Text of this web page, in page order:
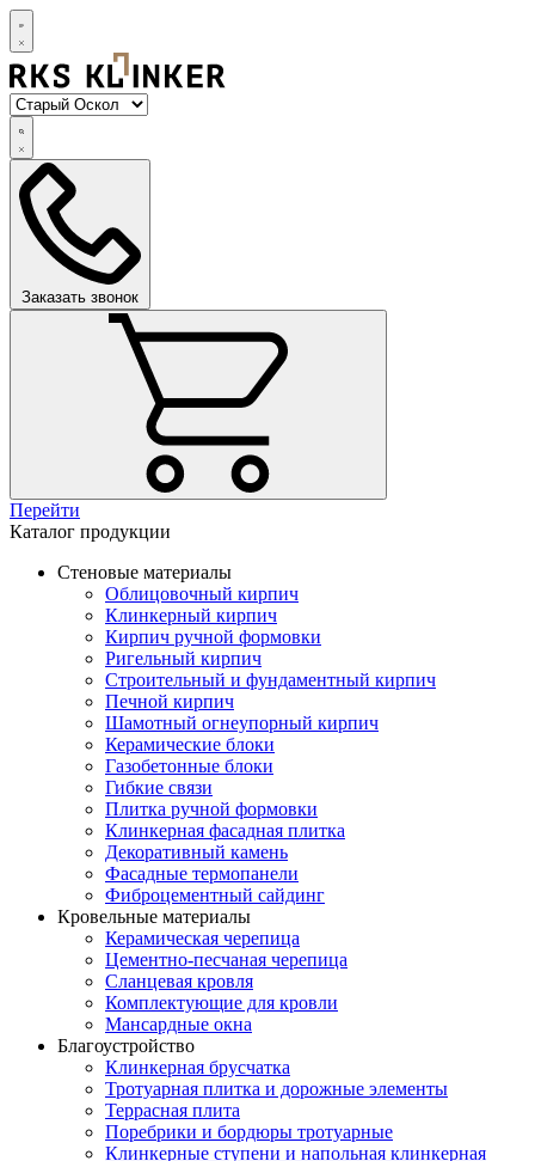
Заказать звонок
Перейти
Каталог продукции
Стеновые материалы
Облицовочный кирпич
Клинкерный кирпич
Кирпич ручной формовки
Ригельный кирпич
Строительный и фундаментный кирпич
Печной кирпич
Шамотный огнеупорный кирпич
Керамические блоки
Газобетонные блоки
Гибкие связи
Плитка ручной формовки
Клинкерная фасадная плитка
Декоративный камень
Фасадные термопанели
Фиброцементный сайдинг
Кровельные материалы
Керамическая черепица
Цементно-песчаная черепица
Сланцевая кровля
Комплектующие для кровли
Мансардные окна
Благоустройство
Клинкерная брусчатка
Тротуарная плитка и дорожные элементы
Террасная плита
Поребрики и бордюры тротуарные
Клинкерные ступени и напольная клинкерная